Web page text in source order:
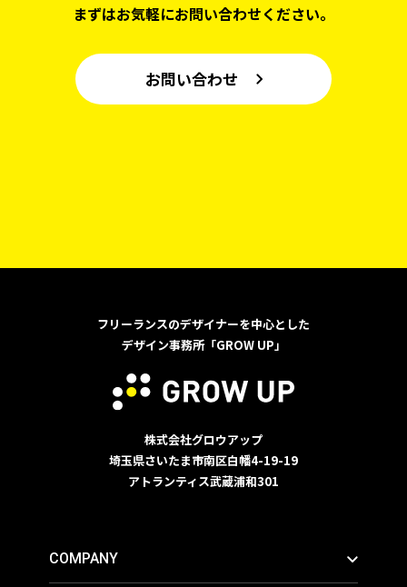
まずはお気軽にお問い合わせください。
お問い合わせ
フリーランスのデザイナーを中心とした
デザイン事務所「GROW UP」
株式会社グロウアップ
埼玉県さいたま市南区白幡4-19-19
アトランティス武蔵浦和301
COMPANY